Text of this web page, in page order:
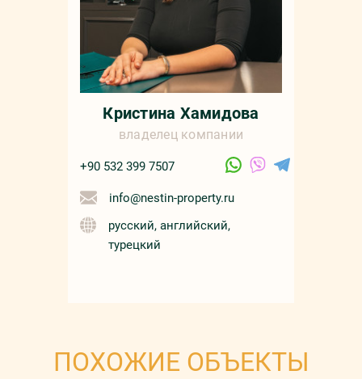
Кристина Хамидова
владелец компании
+90 532 399 7507
info@nestin-property.ru
русский, английский,
турецкий
ПОХОЖИЕ ОБЪЕКТЫ